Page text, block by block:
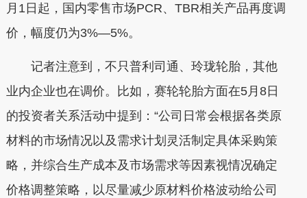
月1日起，国内零售市场PCR、TBR相关产品再度调
价，幅度仍为3%—5%。
记者注意到，不只普利司通、玲珑轮胎，其他
业内企业也在调价。比如，赛轮轮胎方面在5月8日
的投资者关系活动中提到：“公司日常会根据各类原
材料的市场情况以及需求计划灵活制定具体采购策
略，并综合生产成本及市场需求等因素视情况确定
价格调整策略，以尽量减少原材料价格波动给公司